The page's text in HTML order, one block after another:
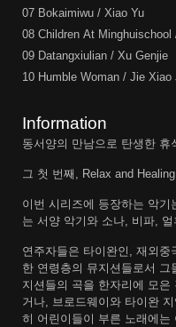
07 Bokaimiwu / Xiao Yu
08 Children At
09 Datangxiulian / Xu Genjie
10 Humble Woman / Jie Xiao
Information
동서양의 만남으로 탄생한 휴
그 첫 번째, Relax and
이번 시리즈에 등장하는 악
는 서양 악기와 소나, 비파,
연주자들은 타이완인, 재외
한 연령층의 뮤지션들로서
지션들의 곡을 한자리에 모
거나, 브로드웨이와 타이완
히 어린이들이 부른 노래에